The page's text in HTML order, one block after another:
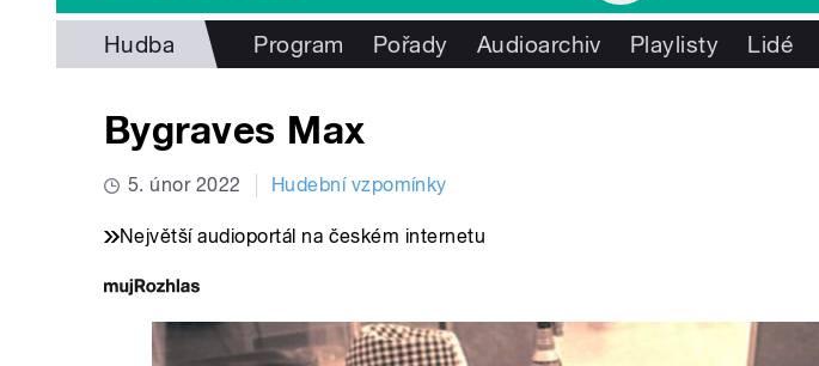
Hudba Program Pořady Audioarchiv Playlisty Lidé
Bygraves Max
5. únor 2022 Hudební vzpomínky
Největší audioportál na českém internetu